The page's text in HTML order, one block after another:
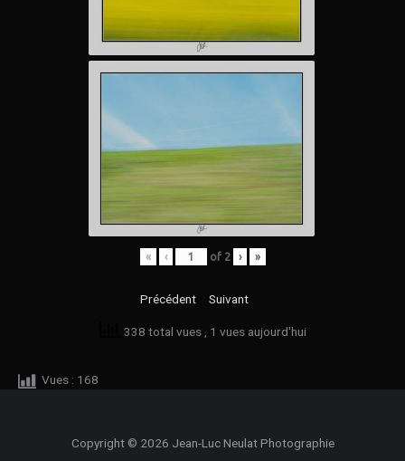
« ‹ of 2 › »
Précédent Suivant
338 total vues , 1 vues aujourd'hui
Vues : 168
Copyright © 2026 Jean-Luc Neulat Photographie